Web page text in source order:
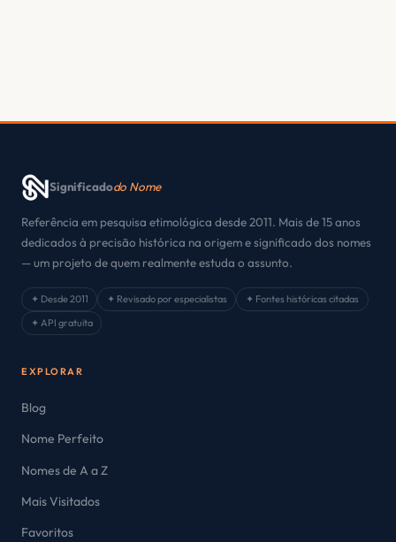
Significadodo Nome
Referência em pesquisa etimológica desde 2011. Mais de 15 anos
dedicados à precisão histórica na origem e significado dos nomes
— um projeto de quem realmente estuda o assunto.
✦ Desde 2011 ✦ Revisado por especialistas
✦ Fontes históricas citadas
✦ API gratuita
EXPLORAR
Blog
Nome Perfeito
Nomes de A a Z
Mais Visitados
Favoritos